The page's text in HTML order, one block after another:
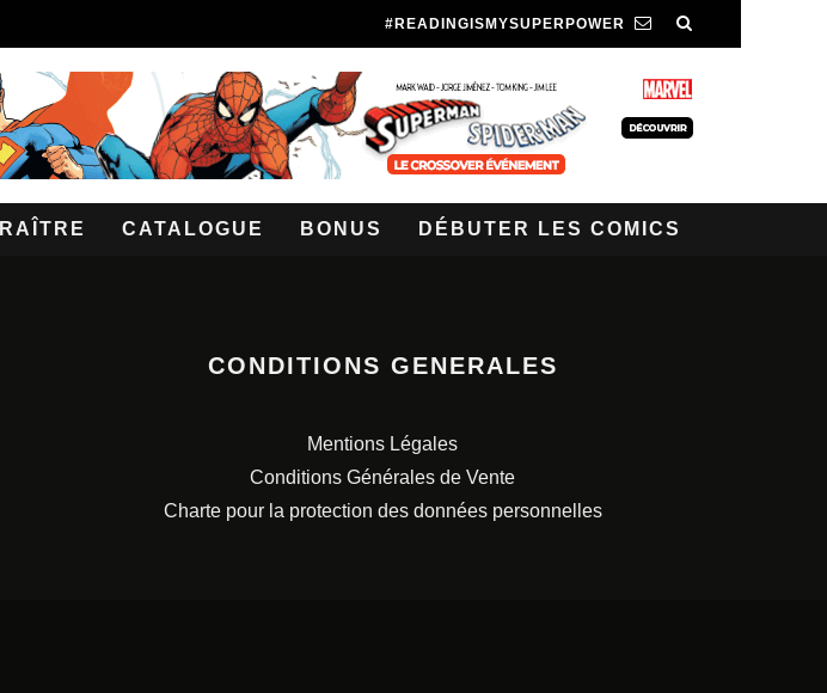
#READINGISMYSUPERPOWER
CATALOGUE BONUS DÉBUTER LES COMICS
CONDITIONS GENERALES
Mentions Légales
Conditions Générales de Vente
Charte pour la protection des données personnelles